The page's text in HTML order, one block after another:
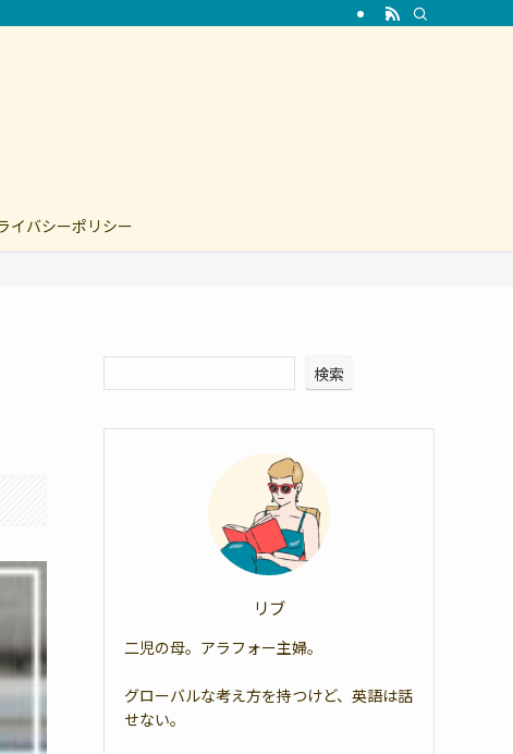
イバシーポリシー
検索
リブ
二児の母。アラフォー主婦。
グローバルな考え方を持つけど、英語は話
せない。